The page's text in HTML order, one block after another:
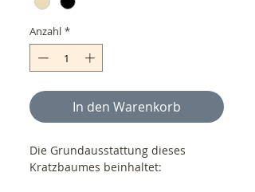
Anzahl *
In den Warenkorb
Die Grundausstattung dieses
Kratzbaumes beinhaltet: